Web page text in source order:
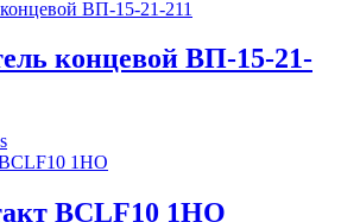
концевой ВП-15-21-
BCLF10 1HO